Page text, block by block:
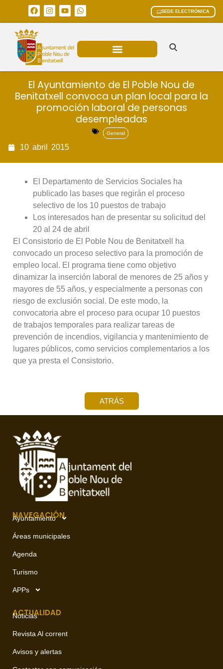
SEDE ELECTRÓNICA
El Ayuntamiento de El Poble Nou de
Benitatxell convoca un plan local para la
promoción laboral de personas
desempleadas
General
10 abril 2015
El Departamento de Servicios Sociales ha
publicado las bases que regirán el proceso
selectivo de los 10 puestos de trabajo
Los interesados han de presentar su solicitud del
20 al 24 de abril
El Consistorio de El Poble Nou de Benitatxell ha
convocado un proceso selectivo para la promoción de
empleo local. El programa tiene como objetivo
dinamizar la inserción laboral de menores de 25 años y
mayores de 55 años, y especialmente a personas con
riesgo de exclusión social. De este modo, la
convocatoria abre el proceso para ocupar 10 puestos
de trabajos temporales para realizar tareas de
prevención de incendios, vigilancia y mantenimiento de
lugares públicos, como servicios complementarios a los
que ya presta el Consistorio.
ATRÁS
NAVEGACIÓN
Ayuntamiento
Áreas municipales
Agenda
Turismo
APPs
ACTUALIDAD
Noticias
Revista Al corrent
Avisos y alertas